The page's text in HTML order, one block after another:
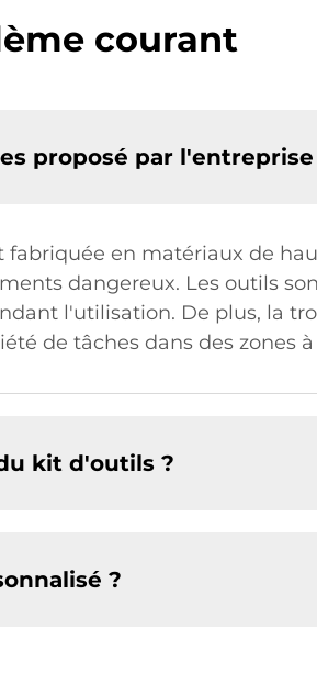
courant
proposé par l'entreprise
en matériaux de
dangereux. Les outils
l'utilisation. De plus, la
de tâches dans des zones
kit d'outils ?
?